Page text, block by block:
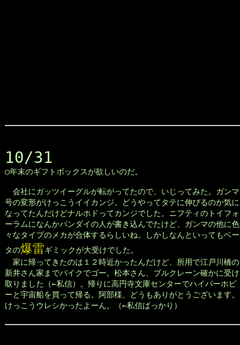
10/31
◯年末のギフトボックスが欲しいのだ。
会社にガッツイーグルが転がってたので、いじってみた。ガンマ
号の変形がけっこうイイカンジ。どうやってタテに伸びるのか気に
なってたんだけどナルホドってカンジでした。ニフティのトイフォ
ーラムになんかバンダイの人が書き込んでたけど、ガンマの他に色
々なタイプのメカが合体するらしいね。しかしなんといってもベー
タの爆雷ギミックが大受けでした。
家に帰ってきたのは１２時近かったんだけど、所用で江戸川橋の
新井さん家までバイクでゴー。松本さん、ブルクレーン確かに受け
取りました（←私信）。帰りに高円寺文庫センターでハイパーホビ
ーと宇宙船を買って帰る。阿部様、どうもありがとうございます。
けっこうウレシかったよーん。（←私信ばっかり）